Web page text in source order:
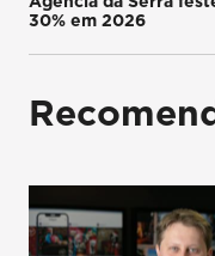
30% em 2026